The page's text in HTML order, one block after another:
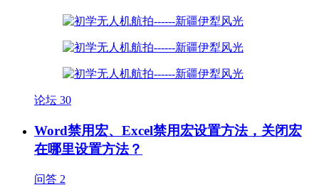
论坛 30
Word禁用宏、Excel禁用宏设置方法，关闭宏
在哪里设置方法？
问答 2